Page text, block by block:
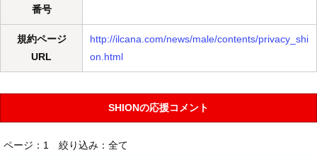
番号
規約ページ
URL
http://ilcana.com/news/male/contents/privacy_shi
on.html
SHIONの応援コメント
ページ：1 絞り込み：全て